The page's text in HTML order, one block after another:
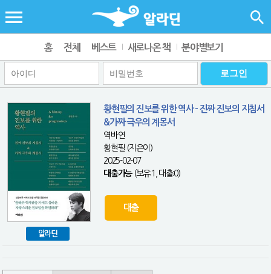
홈 전체 베스트 새로나온 책 분야별보기
알라딘
황현필의 진보를 위한 역사 - 진짜 진보의 지침서
&가짜 극우의 계몽서
역바연
황현필 (지은이)
2025-02-07
대출가능(보유:1, 대출:0)
대출